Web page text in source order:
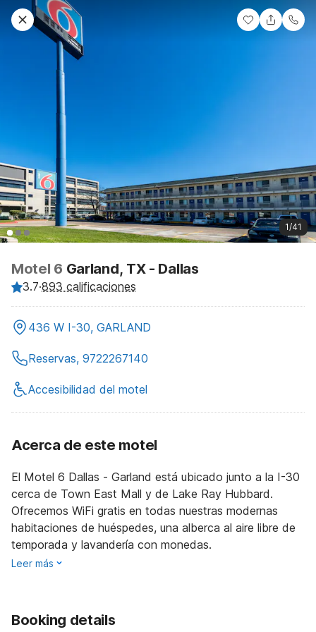
1/41
Motel 6 Garland, TX - Dallas
3.7·893 calificaciones
436 W I-30, GARLAND
Reservas, 9722267140
Accesibilidad del motel
Acerca de este motel
El Motel 6 Dallas - Garland está ubicado junto a la I-30
cerca de Town East Mall y de Lake Ray Hubbard.
Ofrecemos WiFi gratis en todas nuestras modernas
habitaciones de huéspedes, una alberca al aire libre de
temporada y lavandería con monedas.
Leer más
Booking details